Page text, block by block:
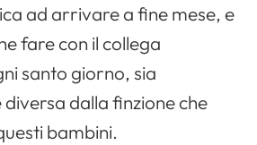
ad arrivare a fine mese, e
fare con il collega
santo giorno, sia
dalla finzione che
bambini.